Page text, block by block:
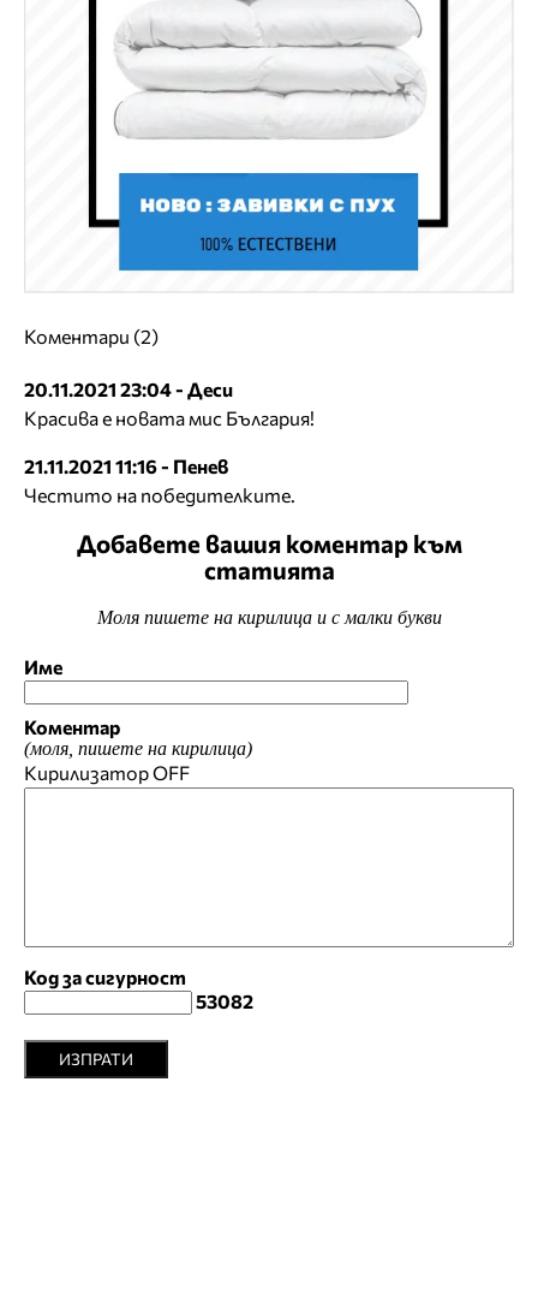
Коментари (2)
20.11.2021 23:04 - Деси
Красива е новата мис България!
21.11.2021 11:16 - Пенев
Честито на победителките.
Добавете вашия коментар към
статията
Моля пишете на кирилица и с малки букви
Име
Коментар
(моля, пишете на кирилица)
КирилизаторOFF
Код за сигурност
53082
ИЗПРАТИ